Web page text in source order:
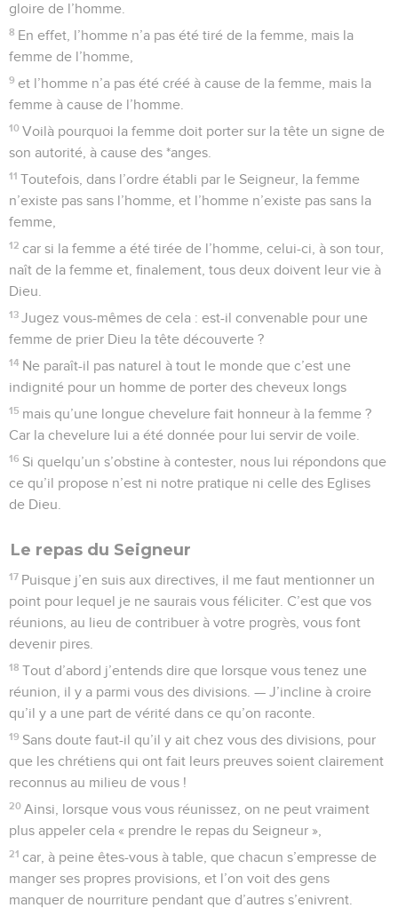
gloire de l’homme.
8 En effet, l’homme n’a pas été tiré de la femme, mais la
femme de l’homme,
9 et l’homme n’a pas été créé à cause de la femme, mais la
femme à cause de l’homme.
10 Voilà pourquoi la femme doit porter sur la tête un signe de
son autorité, à cause des *anges.
11 Toutefois, dans l’ordre établi par le Seigneur, la femme
n’existe pas sans l’homme, et l’homme n’existe pas sans la
femme,
12 car si la femme a été tirée de l’homme, celui-ci, à son tour,
naît de la femme et, finalement, tous deux doivent leur vie à
Dieu.
13 Jugez vous-mêmes de cela : est-il convenable pour une
femme de prier Dieu la tête découverte ?
14 Ne paraît-il pas naturel à tout le monde que c’est une
indignité pour un homme de porter des cheveux longs
15 mais qu’une longue chevelure fait honneur à la femme ?
Car la chevelure lui a été donnée pour lui servir de voile.
16 Si quelqu’un s’obstine à contester, nous lui répondons que
ce qu’il propose n’est ni notre pratique ni celle des Eglises
de Dieu.
Le repas du Seigneur
17 Puisque j’en suis aux directives, il me faut mentionner un
point pour lequel je ne saurais vous féliciter. C’est que vos
réunions, au lieu de contribuer à votre progrès, vous font
devenir pires.
18 Tout d’abord j’entends dire que lorsque vous tenez une
réunion, il y a parmi vous des divisions. — J’incline à croire
qu’il y a une part de vérité dans ce qu’on raconte.
19 Sans doute faut-il qu’il y ait chez vous des divisions, pour
que les chrétiens qui ont fait leurs preuves soient clairement
reconnus au milieu de vous !
20 Ainsi, lorsque vous vous réunissez, on ne peut vraiment
plus appeler cela « prendre le repas du Seigneur »,
21 car, à peine êtes-vous à table, que chacun s’empresse de
manger ses propres provisions, et l’on voit des gens
manquer de nourriture pendant que d’autres s’enivrent.